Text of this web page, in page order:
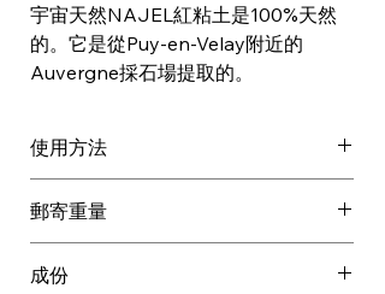
宇宙天然NAJEL紅粘土是100%天然
的。它是從Puy-en-Velay附近的
Auvergne採石場提取的。
使用方法
主要用水稀釋後製成臉膜和髮膜。
在洗澡時：將一把粘土倒入熱水澡
中，以促進血液循環並舒緩肌肉酸
郵寄重量
成份